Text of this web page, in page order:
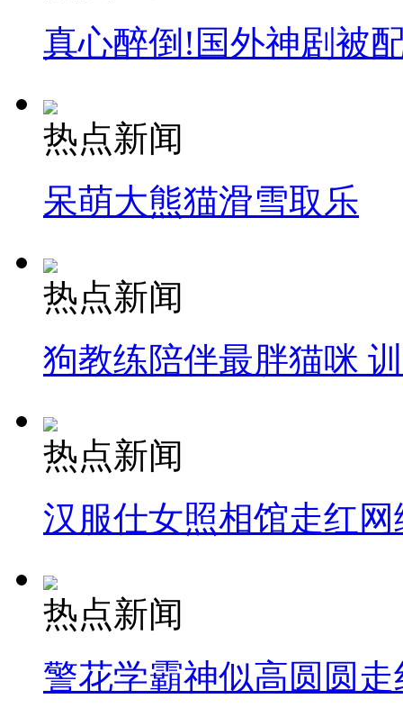
真心醉倒!国外神剧被
热点新闻
呆萌大熊猫滑雪取乐
热点新闻
狗教练陪伴最胖猫咪
热点新闻
汉服仕女照相馆走红网
热点新闻
警花学霸神似高圆圆走